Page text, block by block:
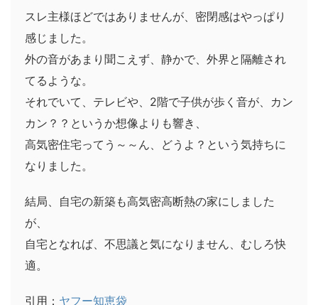
スレ主様ほどではありませんが、密閉感はやっぱり
感じました。
外の音があまり聞こえず、静かで、外界と隔離され
てるような。
それでいて、テレビや、2階で子供が歩く音が、カン
カン？？というか想像よりも響き、
高気密住宅ってう～～ん、どうよ？という気持ちに
なりました。
結局、自宅の新築も高気密高断熱の家にしました
が、
自宅となれば、不思議と気になりません、むしろ快
適。
引用： ヤフー知恵袋